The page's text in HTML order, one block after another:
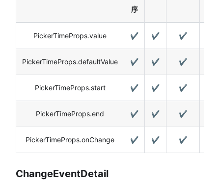
序
PickerTimeProps.value ✔️ ✔️ ✔️
PickerTimeProps.defaultValue ✔️ ✔️ ✔️
PickerTimeProps.start ✔️ ✔️ ✔️
PickerTimeProps.end ✔️ ✔️ ✔️
PickerTimeProps.onChange ✔️ ✔️ ✔️
ChangeEventDetail